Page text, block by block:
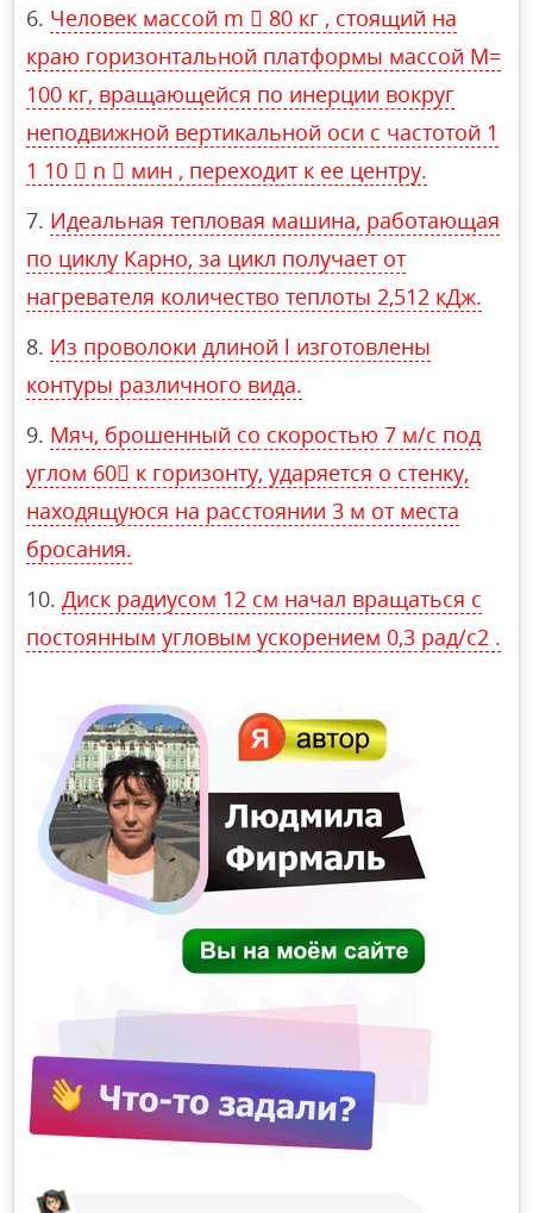
Человек массой m  80 кг , стоящий на
краю горизонтальной платформы массой М=
100 кг, вращающейся по инерции вокруг
неподвижной вертикальной оси с частотой 1
1 10  n  мин , переходит к ее центру.
Идеальная тепловая машина, работающая
по циклу Карно, за цикл получает от
нагревателя количество теплоты 2,512 кДж.
Из проволоки длиной l изготовлены
контуры различного вида.
Мяч, брошенный со скоростью 7 м/с под
углом 60 к горизонту, ударяется о стенку,
находящуюся на расстоянии 3 м от места
бросания.
Диск радиусом 12 см начал вращаться с
постоянным угловым ускорением 0,3 рад/с2 .